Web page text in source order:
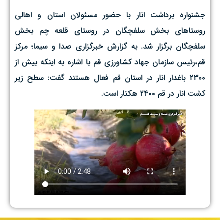
جشنواره برداشت انار با حضور مسئولان استان و اهالی
روستا‌های بخش سلفچگان در روستای قلعه چم بخش
سلفچگان برگزار شد. به گزارش خبرگزاری صدا و سیما؛ مرکز
قم،رئیس سازمان جهاد کشاورزی قم با اشاره به اینکه بیش از
۲۳۰۰ باغدار انار در استان قم فعال هستند گفت: سطح زیر
کشت انار در قم ۲۴۰۰ هکتار است.